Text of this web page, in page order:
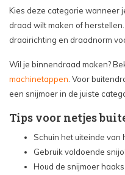
Kies deze categorie wanneer
draad wilt maken of
draairichting en draadnorm
Wil je binnendraad maken?
machinetappen . Voor
een snijmoer in de juiste
Tips voor netjes
Schuin het uiteinde van
Gebruik voldoende
Houd de snijmoer